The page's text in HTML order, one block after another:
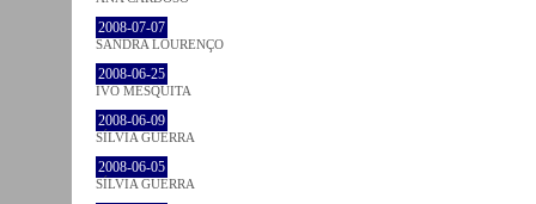
2008-07-07
SANDRA LOURENÇO
2008-06-25
IVO MESQUITA
2008-06-09
SÍLVIA GUERRA
2008-06-05
SÍLVIA GUERRA